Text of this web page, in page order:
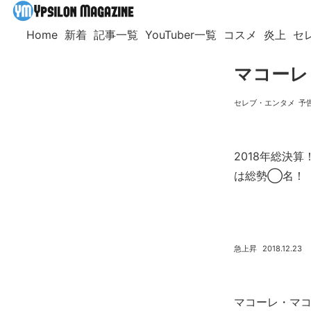
Home 新着 記事一覧 YouTuber一覧 コスメ 炎上 セ
マコー
2018年総決算
は総勢◯名！
セレブ・エンタメ 予
マコーレ・マ
2018.12.23
急上昇